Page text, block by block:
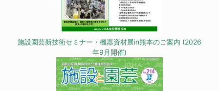
施設園芸新技術セミナー・機器資材展in熊本のご案内 (2026
年9月開催)